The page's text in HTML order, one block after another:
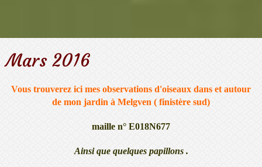
Mars 2016
Vous trouverez ici mes observations d'oiseaux dans et autour
de mon jardin à Melgven ( finistère sud)
maille n° E018N677
Ainsi que quelques papillons .